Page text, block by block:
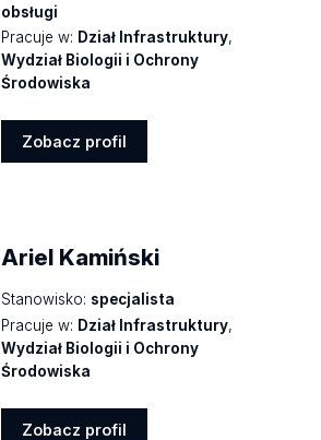
obsługi
Pracuje w: Dział Infrastruktury,
Wydział Biologii i Ochrony
Środowiska
Zobacz profil
Ariel Kamiński
Stanowisko: specjalista
Pracuje w: Dział Infrastruktury,
Wydział Biologii i Ochrony
Środowiska
Zobacz profil